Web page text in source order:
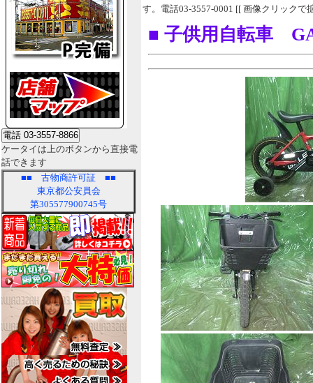
ケータイは上のボタンから直接電
話できます
■■ 古物商許可証 ■■
東京都公安員会
第305577900745号
す。電話03-3557-0001 [[ 画像クリックで
■ 子供用自転車